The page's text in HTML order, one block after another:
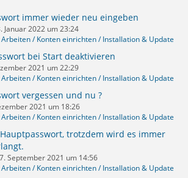
immer wieder neu eingeben
Januar 2022 um 23:24
/ Konten einrichten / Installation & Update
bei Start deaktivieren
2021 um 22:29
/ Konten einrichten / Installation & Update
vergessen und nu ?
2021 um 18:26
/ Konten einrichten / Installation & Update
trotzdem wird es immer
September 2021 um 14:56
/ Konten einrichten / Installation & Update